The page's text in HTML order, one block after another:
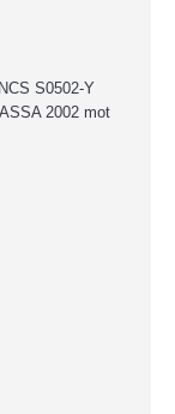
S0502-Y
2002 mot